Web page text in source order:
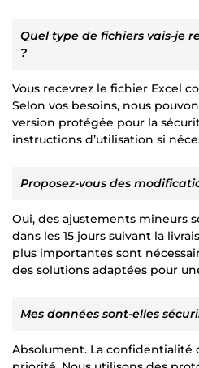
Quel type de fichiers vais-je
?
Vous recevrez le fichier Excel
Selon vos besoins, nous
version protégée pour la
instructions d’utilisation si
Proposez-vous des
Oui, des ajustements mineurs
dans les 15 jours suivant la
plus importantes sont
des solutions adaptées pour
Mes données sont-elles
Absolument. La confidentialité